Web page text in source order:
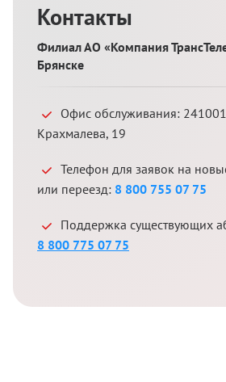
Контакты
Филиал АО «Компания
Брянске
Офис обслуживания: 241001
Крахмалева, 19
Телефон для заявок на
или переезд: 8 800 755 07 75
Поддержка существующих
8 800 775 07 75